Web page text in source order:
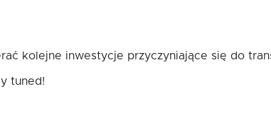
kolejne inwestycje przyczyniające się do
tuned!